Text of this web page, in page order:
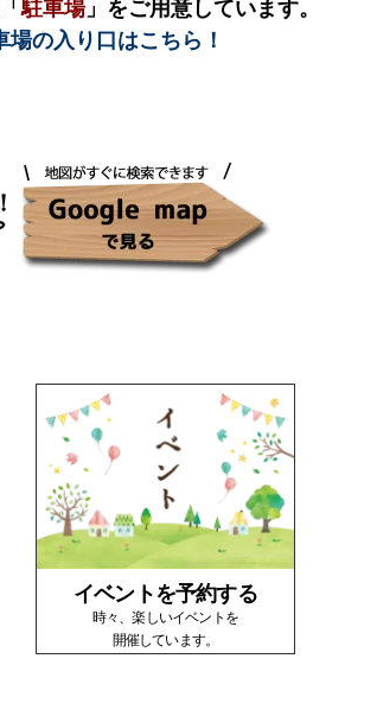
駐車場」をご用意しています。
場の入り口はこちら！
イベントを予約する
時々、楽しいイベントを
開催しています。